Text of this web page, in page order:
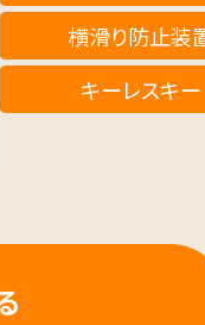
横滑り防止装
キーレスキー